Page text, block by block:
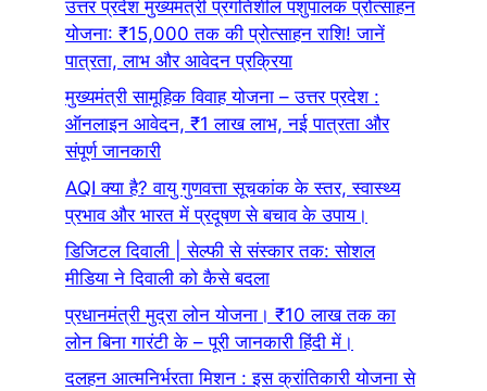
उत्तर प्रदेश मुख्यमंत्री प्रगतिशील पशुपालक प्रोत्साहन
योजना: ₹15,000 तक की प्रोत्साहन राशि! जानें
पात्रता, लाभ और आवेदन प्रक्रिया
मुख्यमंत्री सामूहिक विवाह योजना – उत्तर प्रदेश :
ऑनलाइन आवेदन, ₹1 लाख लाभ, नई पात्रता और
संपूर्ण जानकारी
AQI क्या है? वायु गुणवत्ता सूचकांक के स्तर, स्वास्थ्य
प्रभाव और भारत में प्रदूषण से बचाव के उपाय।
डिजिटल दिवाली | सेल्फी से संस्कार तक: सोशल
मीडिया ने दिवाली को कैसे बदला
प्रधानमंत्री मुद्रा लोन योजना। ₹10 लाख तक का
लोन बिना गारंटी के – पूरी जानकारी हिंदी में।
दलहन आत्मनिर्भरता मिशन : इस क्रांतिकारी योजना से